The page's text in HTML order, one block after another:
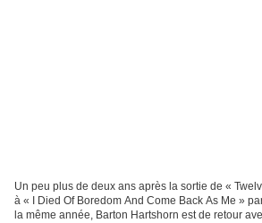
Un peu plus de deux ans après la sortie de «
à « I Died Of Boredom And Come Back As Me »
la même année, Barton Hartshorn est de retour